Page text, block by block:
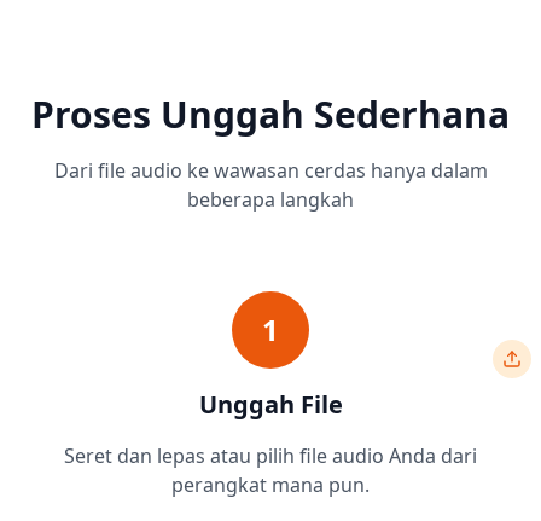
Proses Unggah Sederhana
Dari file audio ke wawasan cerdas hanya dalam
beberapa langkah
1
Unggah File
Seret dan lepas atau pilih file audio Anda dari
perangkat mana pun.